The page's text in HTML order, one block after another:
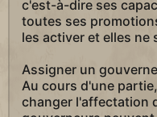
c'est-à-dire ses
toutes ses
les activer et elles ne
Assigner un
Au cours d'une
changer l'affectation